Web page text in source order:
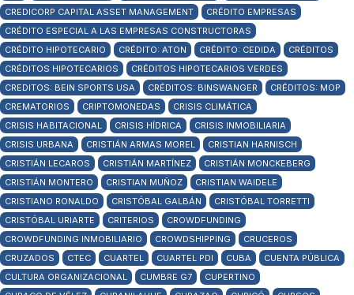
CREDICORP CAPITAL ASSET MANAGEMENT
CRÉDITO EMPRESAS
CRÉDITO ESPECIAL A LAS EMPRESAS CONSTRUCTORAS
CRÉDITO HIPOTECARIO
CRÉDITO: ATON CRÉDITO: CEDIDA
CRÉDITOS
CRÉDITOS HIPOTECARIOS
CRÉDITOS HIPOTECARIOS VERDES
CREDITOS: BEIN SPORTS USA
CRÉDITOS: BINSWANGER
CRÉDITOS: MOP
CREMATORIOS
CRIPTOMONEDAS
CRISIS CLIMÁTICA
CRISIS HABITACIONAL
CRISIS HÍDRICA
CRISIS INMOBILIARIA
CRISIS URBANA
CRISTIÁN ARMAS MOREL
CRISTIAN HARNISCH
CRISTIÁN LECAROS
CRISTIÁN MARTÍNEZ
CRISTIÁN MONCKEBERG
CRISTIÁN MONTERO
CRISTIAN MUÑOZ
CRISTIAN WAIDELE
CRISTIANO RONALDO
CRISTÓBAL GALBÁN
CRISTÓBAL TORRETTI
CRISTÓBAL URIARTE
CRITERIOS
CROWDFUNDING
CROWDFUNDING INMOBILIARIO
CROWDSHIPPING
CRUCEROS
CRUZADOS
CTEC CUARTEL CUARTEL PDI CUBA
CUENTA PÚBLICA
CULTURA ORGANIZACIONAL
CUMBRE G7
CUPERTINO